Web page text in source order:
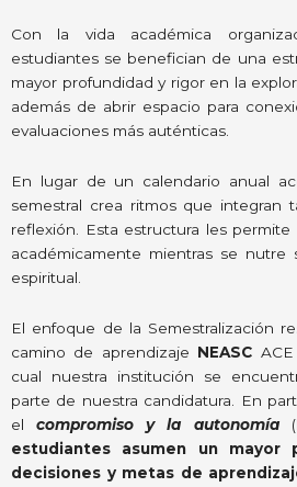
Con la vida académica
estudiantes se benefician de una
mayor profundidad y rigor en la
además de abrir espacio para
evaluaciones más auténticas.
En lugar de un calendario anual
semestral crea ritmos que integran
reflexión. Esta estructura les
académicamente mientras se nutre
espiritual.
El enfoque de la Semestralización
camino de aprendizaje NEASC
cual nuestra institución se
parte de nuestra candidatura. En
elcompromiso y la autonomía(
estudiantes asumen un mayor
decisiones y metas de